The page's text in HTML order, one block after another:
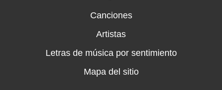
Canciones
Artistas
Letras de música por sentimiento
Mapa del sitio